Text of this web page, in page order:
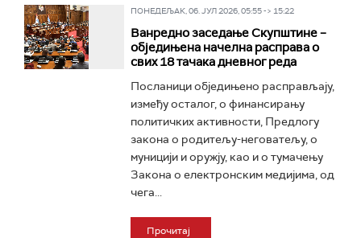
ПОНЕДЕЉАК, 06. ЈУЛ 2026, 05:55 -> 15:22
Ванредно заседање Скупштине –
обједињена начелна расправа о
свих 18 тачака дневног реда
Посланици обједињено расправљају,
између осталог, о финансирању
политичких активности, Предлогу
закона о родитељу-неговатељу, о
муницији и оружју, као и о тумачењу
Закона о електронским медијима, од
чега...
Прочитај